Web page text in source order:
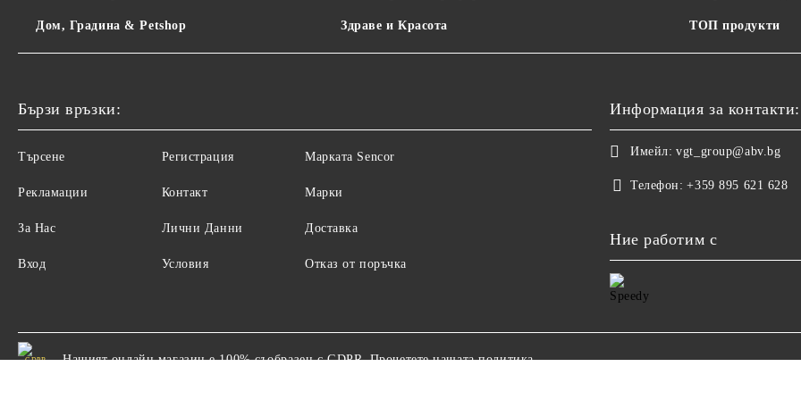
Дом, Градина & Petshop Здраве и Красота ТОП продукти
Бързи връзки:
Търсене
Рекламации
За Нас
Вход
Регистрация
Контакт
Лични Данни
Условия
Maрката Sencor
Марки
Доставка
Отказ от поръчка
Информация за контакти:
Имейл: vgt_group@abv.bg
Телефон: +359 895 621 628
Ние работим с
GDPR Нашият онлайн магазин е 100% съобразен с GDPR. Прочетете нашата политика